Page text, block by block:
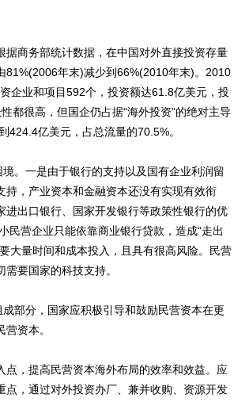
商务部统计数据，在中国对外直接投资存量
81%(2006年末)减少到66%(2010年末)。2010
企业和项目592个，投资额达61.8亿美元，投
都很高，但国企仍占据“海外投资”的绝对主导
亿美元，占总流量的70.5%。
。一是由于银行的支持以及国有企业利润留
，产业资本和金融资本还没有实现有效衔
出口银行、国家开发银行等政策性银行的优
营企业只能依靠商业银行贷款，造成“走出
大量时间和成本投入，且具有很高风险。民营
要国家的科技支持。
部分，国家应积极引导和鼓励民营资本在更
资本。
，提高民营资本海外布局的效率和效益。应
，通过对外投资办厂、兼并收购、资源开发